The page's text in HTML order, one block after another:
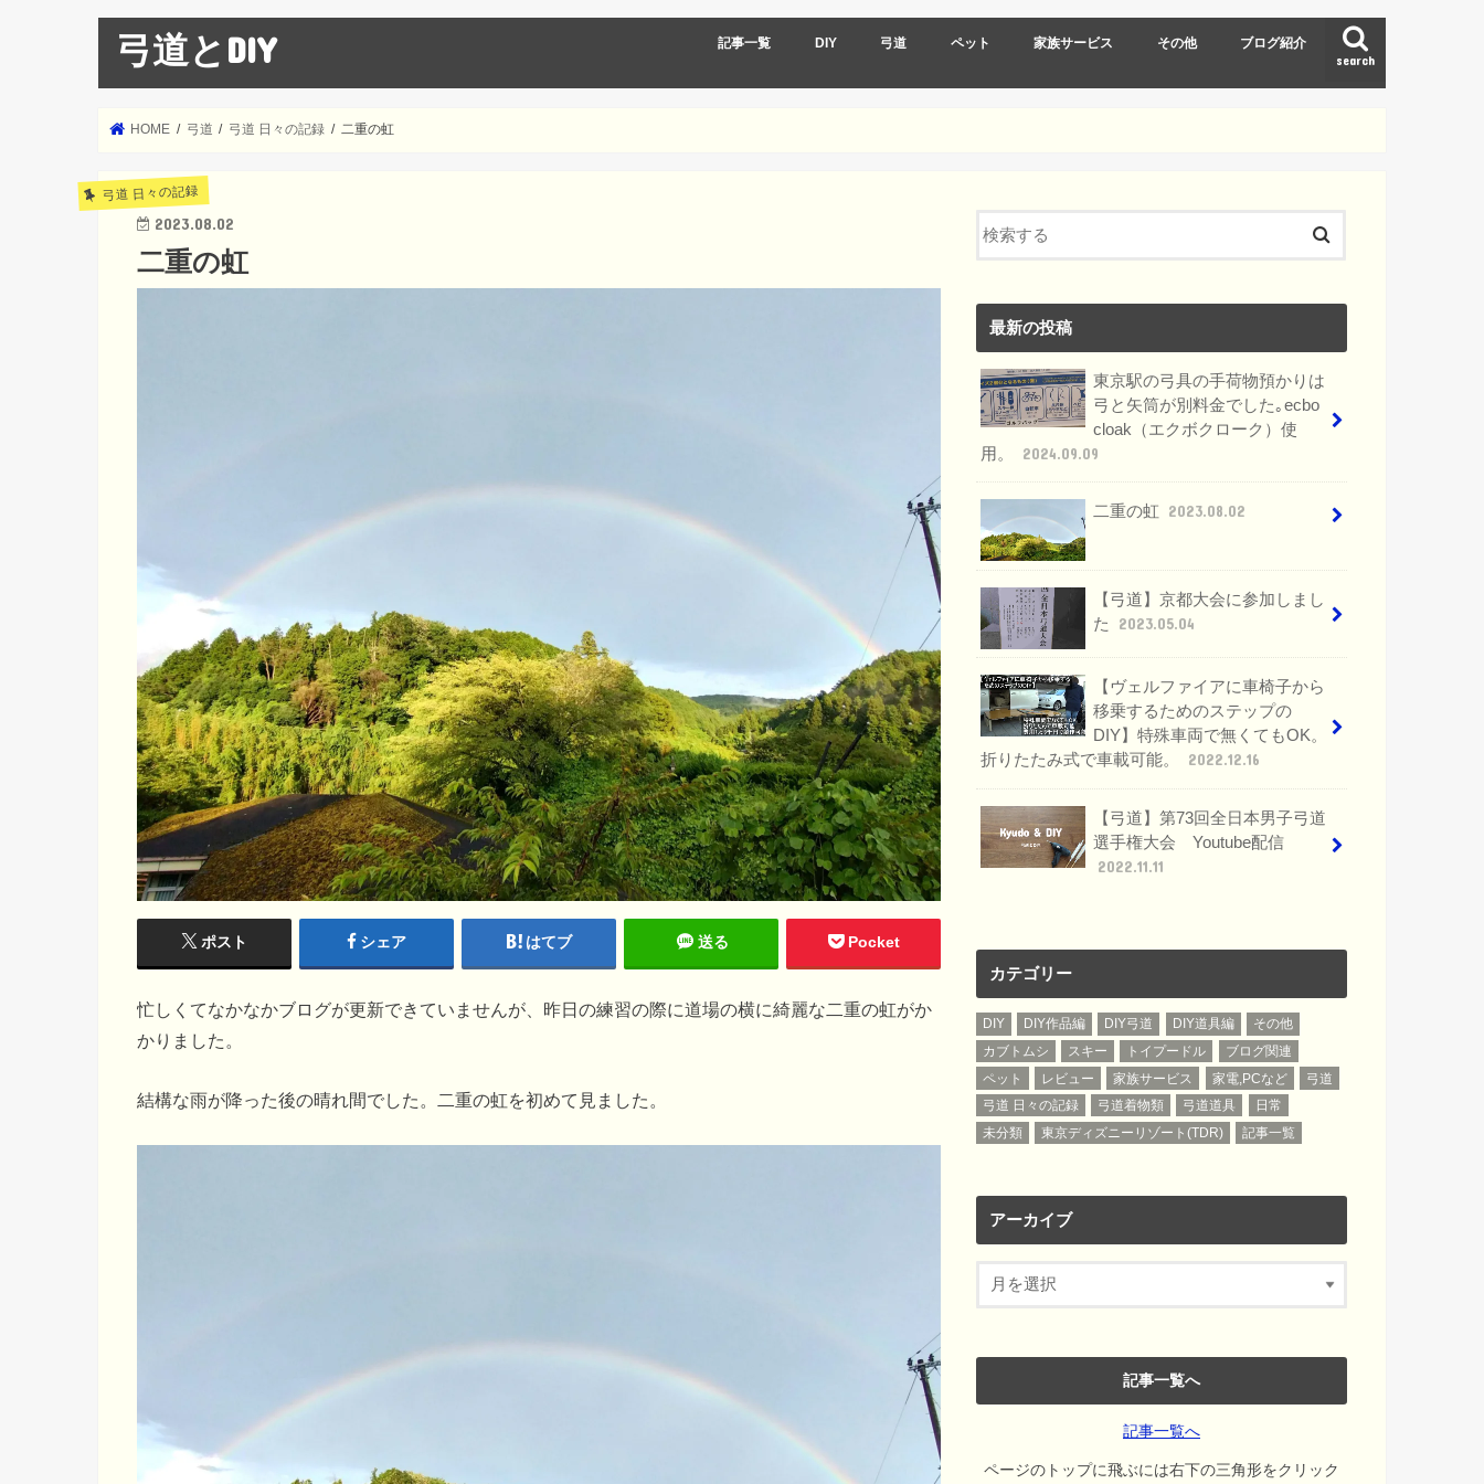
弓道とDIY search
記事一覧 DIY
DIY弓道
DIY道具編
DIY作品編
弓道
DIY弓道
弓道道具
弓道着物類
弓道 日々の記録
ペット 家族サービス
東京ディズニーリゾート(TDR)
スキー
その他 ブログ紹介
HOME 弓道 弓道 日々の記録 二重の虹
弓道 日々の記録
2023.08.02
二重の虹
ポスト シェア はてブ 送る Pocket
忙しくてなかなかブログが更新できていませんが、昨日の練習の際に道場の横に綺麗な二重の虹がか
かりました。
結構な雨が降った後の晴れ間でした。二重の虹を初めて見ました。
最新の投稿
東京駅の弓具の手荷物預かりは
弓と矢筒が別料金でした｡ecbo
cloak（エクボクローク）使
用。
2024.09.09
二重の虹 2023.08.02
【弓道】京都大会に参加しまし
た
2023.05.04
【ヴェルファイアに車椅子から
移乗するためのステップの
DIY】特殊車両で無くてもOK。
折りたたみ式で車載可能。
2022.12.16
【弓道】第73回全日本男子弓道
選手権大会 Youtube配信
2022.11.11
カテゴリー
DIY DIY作品編 DIY弓道 DIY道具編
その他
カブトムシ
スキー トイプードル
ブログ関連
ペット
レビュー 家族サービス 家電,PCなど
弓道
弓道 日々の記録
弓道着物類 弓道道具
日常
未分類
東京ディズニーリゾート(TDR) 記事一覧
アーカイブ
記事一覧へ
記事一覧へ
ページのトップに飛ぶには右下の三角形をクリック